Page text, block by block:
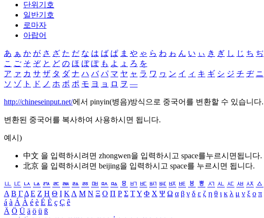
단위기호
일반기호
로마자
아랍어
あ ぁ か が さ ざ た だ な は ば ぱ ま や ゃ ら わ ゎ ん い ぃ き ぎ し じ ち ぢ
こ ご そ ぞ と ど の ほ ぼ ぽ も よ ょ ろ を
ア ァ カ サ ザ タ ダ ナ ハ バ パ マ ヤ ャ ラ ワ ヮ ン イ ィ キ ギ シ ジ チ ヂ ニ
ソ ゾ ト ド ノ ホ ボ ポ モ ヨ ョ ロ ヲ ―
http://chineseinput.net/에서 pinyin(병음)방식으로 중국어를 변환할 수 있습니다.
변환된 중국어를 복사하여 사용하시면 됩니다.
예시)
中文 을 입력하시려면 zhongwen을 입력하시고 space를누르시면됩니다.
北京 을 입력하시려면 beijing을 입력하시고 space를 누르시면 됩니다.
ㅥ ㅦ ㅧ ㅨ ㅩ ㅪ ㅫ ㅬ ㅭ ㅮ ㅯ ㅰ ㅱ ㅲ ㅳ ㅴ ㅵ ㅶ ㅷ ㅸ ㅹ ㅺ ㅻ ㅼ ㅽ ㅾ ㅿ
Α Β ΓΔ Ε Ζ Η Θ Ι ΚΛ Μ Ν Ξ Ο Π Ρ Σ ΤΥ Φ Χ Ψ Ω α β γ δ ε ζ η θ ι κ λ μ ν ξ ο π
á à Á À é è É È ç Ç ê
Ä Ö Ü ä ö ü ß